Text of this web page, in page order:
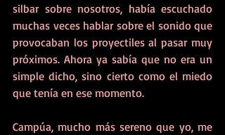
silbar sobre nosotros, había escuchado
muchas veces hablar sobre el sonido que
provocaban los proyectiles al pasar muy
próximos. Ahora ya sabía que no era un
simple dicho, sino cierto como el miedo
que tenía en ese momento.
Campúa, mucho más sereno que yo, me